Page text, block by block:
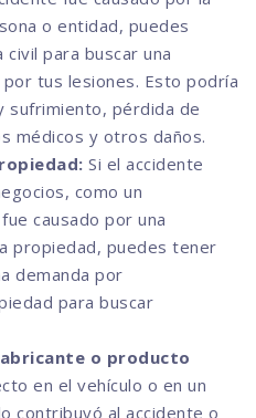
o entidad, puedes
para buscar una
por tus lesiones. Esto podría
sufrimiento, pérdida de
médicos y otros daños.
Si el accidente
como un
causado por una
propiedad, puedes tener
demanda por
para buscar
o producto
en el vehículo o en un
contribuyó al accidente o